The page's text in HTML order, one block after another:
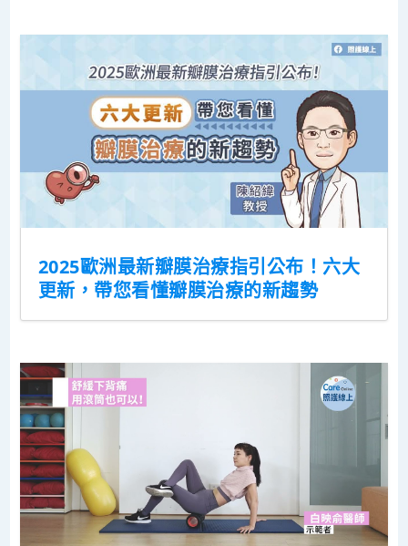
2025歐洲最新瓣膜治療指引公布！六大
更新，帶您看懂瓣膜治療的新趨勢